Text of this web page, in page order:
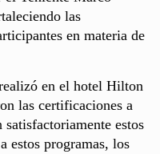
las
en materia de
en el hotel Hilton
las certificaciones a
estos
estos programas, los